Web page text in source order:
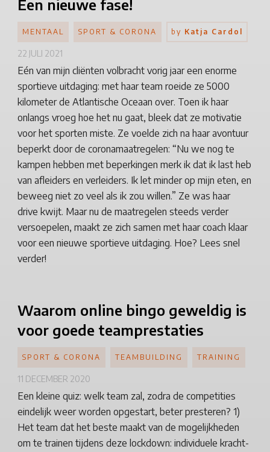
Een nieuwe fase!
Eén van mijn cliënten volbracht vorig jaar een enorme
sportieve uitdaging: met haar team roeide ze 5000
kilometer de Atlantische Oceaan over. Toen ik haar
onlangs vroeg hoe het nu gaat, bleek dat ze motivatie
voor het sporten miste. Ze voelde zich na haar avontuur
beperkt door de coronamaatregelen: “Nu we nog te
kampen hebben met beperkingen merk ik dat ik last heb
van afleiders en verleiders. Ik let minder op mijn eten, en
beweeg niet zo veel als ik zou willen.” Ze was haar
drive kwijt. Maar nu de maatregelen steeds verder
versoepelen, maakt ze zich samen met haar coach klaar
voor een nieuwe sportieve uitdaging. Hoe? Lees snel
verder!
MENTAAL SPORT & CORONA by Katja Cardol
22 JULI 2021
Waarom online bingo geweldig is
voor goede teamprestaties
Een kleine quiz: welk team zal, zodra de competities
eindelijk weer worden opgestart, beter presteren? 1)
Het team dat het beste maakt van de mogelijkheden
om te trainen tijdens deze lockdown: individuele kracht-
SPORT & CORONA TEAMBUILDING TRAINING
11 DECEMBER 2020